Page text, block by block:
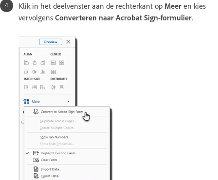
Klik in het deelvenster aan de rechterkant op Meer en kies
vervolgens Converteren naar Acrobat Sign-formulier.